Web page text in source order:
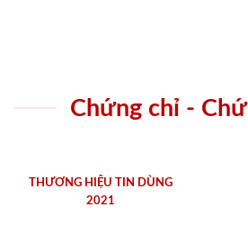
Chứng chỉ -
THƯƠNG HIỆU TIN DÙNG
2021